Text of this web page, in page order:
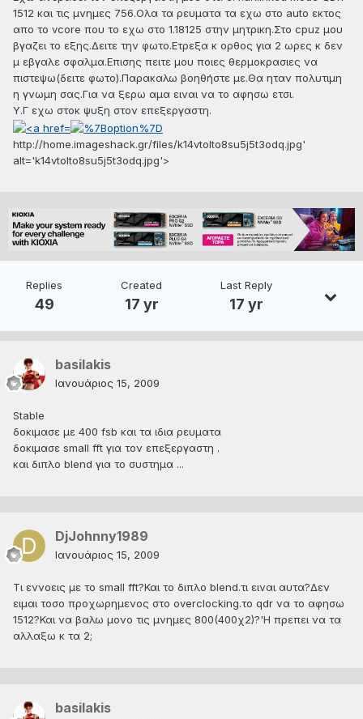
1512 και τις μνημες 756.Ολα τα ρευματα τα εχω στο auto εκτος
απο το vcore που το εχω στο 1.18125 στην μητρικη.Στο cpuz μου
βγαζει το εξης.Δειτε την φωτο.Ετρεξα κ ορθος για 2 ωρες κ δεν
μ εβγαλε σφαλμα.Επισης πειτε μου ποιες θερμοκρασιες να
πιστεψω(δειτε φωτο).Παρακαλω βοηθήστε με.Θα ηταν πολυτιμη
η γνωμη σας.Για να ξερω αμα ειναι να το αφησω ετσι.
Υ.Γ εχω στοκ ψυξη στον επεξεργαστη.
http://home.imageshack.gr/files/k14vtolto8su5j5t3odq.jpg'
alt='k14vtolto8su5j5t3odq.jpg'>
Replies
49
Created
17 yr
Last Reply
17 yr
basilakis
Ιανουάριος 15, 2009
Stable
δοκιμασε με 400 fsb και τα ιδια ρευματα
δοκιμασε small fft για τον επεξεργαστη .
και διπλο blend για το συστημα ...
DjJohnny1989
Ιανουάριος 15, 2009
Τι εννοεις με το small fft?Και το διπλο blend.τι ειναι αυτα?Δεν
ειμαι τοσο προχωρημενος στο overclocking.το qdr να το αφησω
1512?Και να βαλω μονο τις μνημες 800(400χ2)?'Η πρεπει να τα
αλλαξω κ τα 2;
basilakis